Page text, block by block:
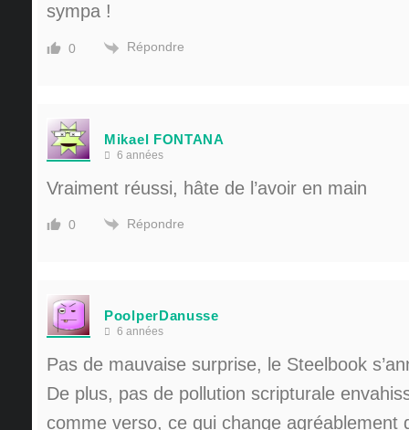
sympa !
0 Répondre
Mikael FONTANA
6 années
Vraiment réussi, hâte de l’avoir en main
0 Répondre
PoolperDanusse
6 années
Pas de mauvaise surprise, le Steelbook
De plus, pas de pollution scripturale
comme verso, ce qui change agréablement